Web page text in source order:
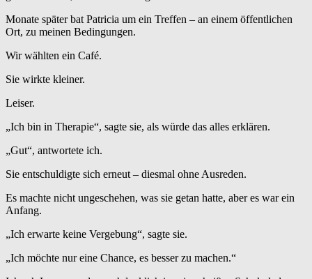
Monate später bat Patricia um ein Treffen – an einem öffentlichen
Ort, zu meinen Bedingungen.
Wir wählten ein Café.
Sie wirkte kleiner.
Leiser.
„Ich bin in Therapie“, sagte sie, als würde das alles erklären.
„Gut“, antwortete ich.
Sie entschuldigte sich erneut – diesmal ohne Ausreden.
Es machte nicht ungeschehen, was sie getan hatte, aber es war ein
Anfang.
„Ich erwarte keine Vergebung“, sagte sie.
„Ich möchte nur eine Chance, es besser zu machen.“